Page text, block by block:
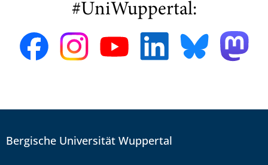
#UniWuppertal:
Bergische Universität Wuppertal